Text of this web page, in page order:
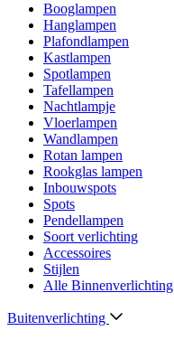
Booglampen
Hanglampen
Plafondlampen
Kastlampen
Spotlampen
Tafellampen
Nachtlampje
Vloerlampen
Wandlampen
Rotan lampen
Rookglas lampen
Inbouwspots
Spots
Pendellampen
Soort verlichting
Accessoires
Stijlen
Alle Binnenverlichting
Buitenverlichting